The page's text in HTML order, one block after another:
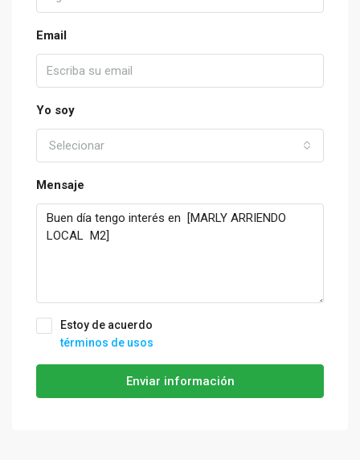
Email
Yo soy
Selecionar
Mensaje
Estoy de acuerdo
términos de usos
Enviar información